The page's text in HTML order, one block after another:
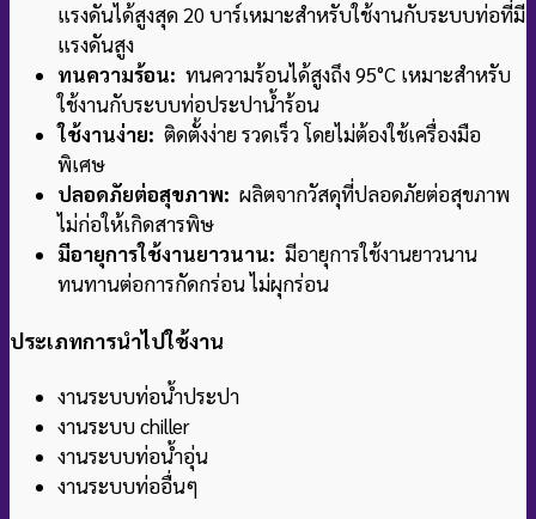
แรงดันได้สูงสุด 20 บาร์เหมาะสำหรับใช้งานกับระบบท่อที่มี
แรงดันสูง
ทนความร้อน: ทนความร้อนได้สูงถึง 95°C เหมาะสำหรับ
ใช้งานกับระบบท่อประปาน้ำร้อน
ใช้งานง่าย: ติดตั้งง่าย รวดเร็ว โดยไม่ต้องใช้เครื่องมือ
พิเศษ
ปลอดภัยต่อสุขภาพ: ผลิตจากวัสดุที่ปลอดภัยต่อสุขภาพ
ไม่ก่อให้เกิดสารพิษ
มีอายุการใช้งานยาวนาน: มีอายุการใช้งานยาวนาน
ทนทานต่อการกัดกร่อน ไม่ผุกร่อน
ประเภทการนำไปใช้งาน
งานระบบท่อน้ำประปา
งานระบบ chiller
งานระบบท่อน้ำอุ่น
งานระบบท่ออื่นๆ